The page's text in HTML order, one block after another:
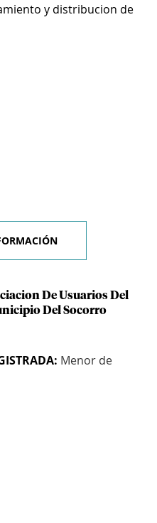
y distribucion de
De Usuarios Del
Del Socorro
Menor de